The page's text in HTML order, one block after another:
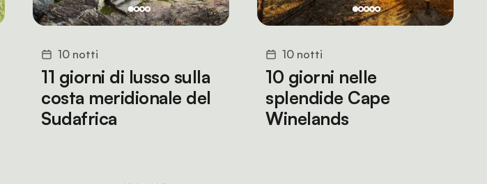
10 notti
11 giorni di lusso sulla
costa meridionale del
Sudafrica
10 notti
10 giorni nelle
splendide Cape
Winelands